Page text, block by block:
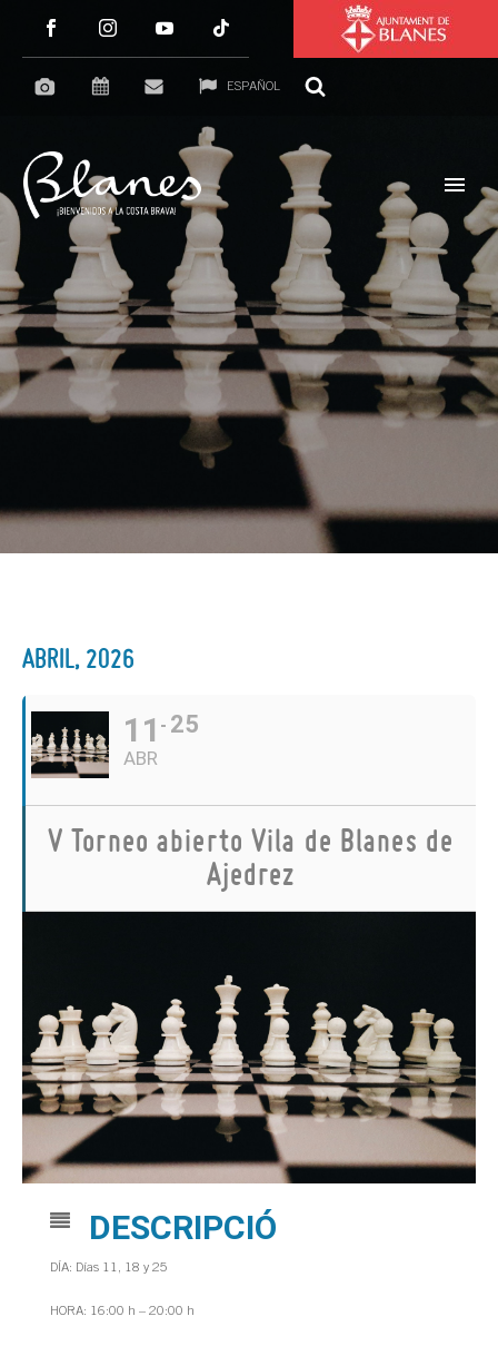
ESPAÑOL
ABRIL, 2026
11
ABR
25
V Torneo abierto Vila de Blanes de
Ajedrez
DESCRIPCIÓ
DÍA: Días 11, 18 y 25
HORA: 16:00 h – 20:00 h